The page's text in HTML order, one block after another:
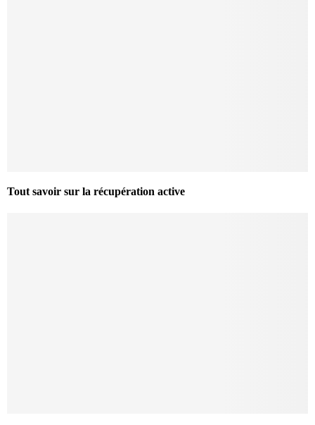
Tout savoir sur la récupération active